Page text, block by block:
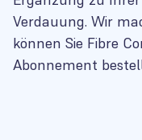
Verdauung. Wir
können Sie Fibre
Abonnement